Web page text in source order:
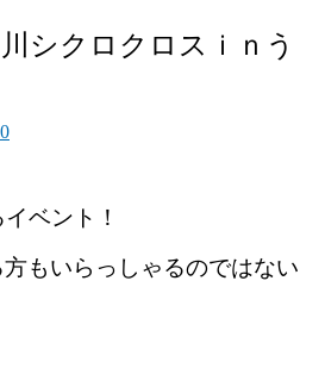
川シクロクロスｉｎう
ベント！
もいらっしゃるのではない